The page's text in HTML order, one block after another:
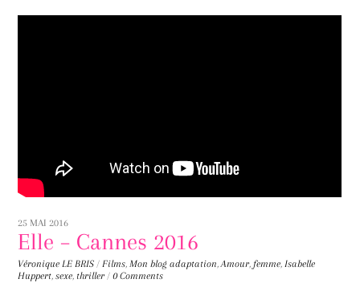
25 MAI 2016
Elle – Cannes 2016
Véronique LE BRIS / Films,Mon blog adaptation,Amour, femme,Isabelle
Huppert,sexe, thriller / 0 Comments